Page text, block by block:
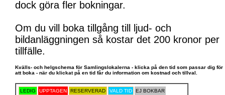
dock göra fler bokningar.
Om du vill boka tillgång till ljud- och
bildanläggningen så kostar det 200 kronor per
tillfälle.
Kvälls- och helgschema för Samlingslokalerna - klicka på den tid som passar dig för
att boka - när du klickat på en tid får du information om kostnad och tillval.
LEDIG UPPTAGEN RESERVERAD VALD TID EJ BOKBAR